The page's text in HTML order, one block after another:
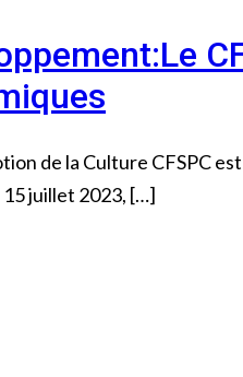
de la Culture CFSPC
juillet 2023, […]